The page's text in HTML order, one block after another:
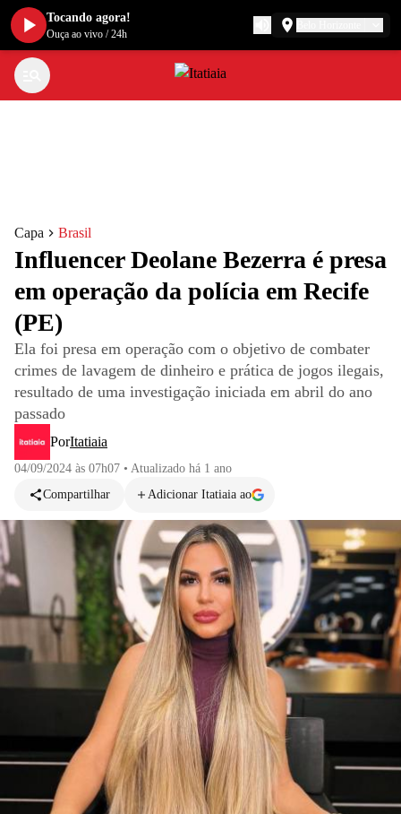
Capa Brasil
Influencer Deolane Bezerra é presa
em operação da polícia em Recife
(PE)
Ela foi presa em operação com o objetivo de combater
crimes de lavagem de dinheiro e prática de jogos ilegais,
resultado de uma investigação iniciada em abril do ano
passado
PorItatiaia
04/09/2024 às 07h07 • Atualizado há 1 ano
Compartilhar
Adicionar Itatiaia ao
Tocando agora!
Ouça ao vivo /24h